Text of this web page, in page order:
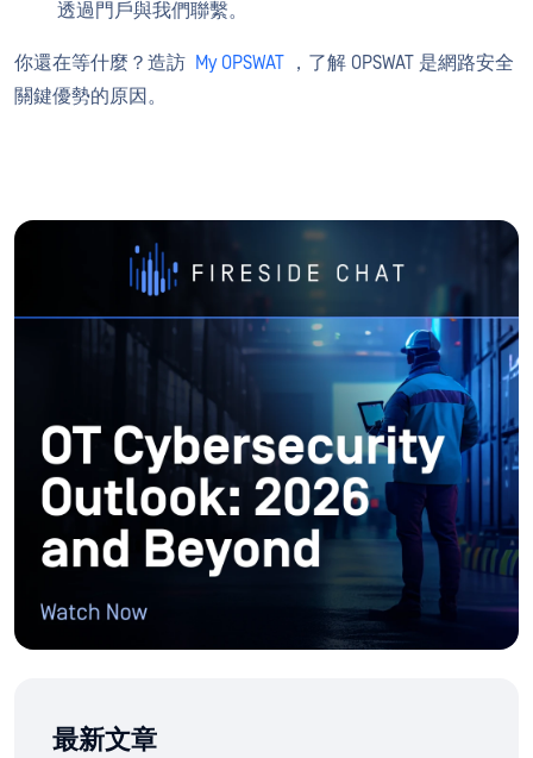
透過門戶與我們聯繫。
你還在等什麼？造訪 My OPSWAT ，了解 OPSWAT 是網路安全
關鍵優勢的原因。
最新文章